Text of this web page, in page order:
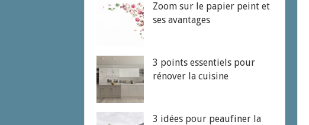
Zoom sur le papier peint et
ses avantages
3 points essentiels pour
rénover la cuisine
3 idées pour peaufiner la